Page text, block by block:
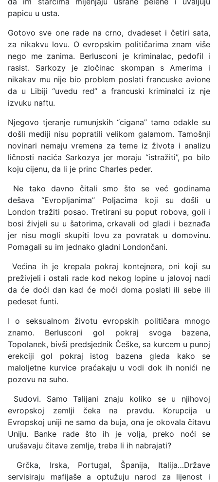
papicu u usta.
Gotovo sve one rade na crno, dvadeset i četiri sata,
za nikakvu lovu. O evropskim političarima znam više
nego me zanima. Berlusconi je kriminalac, pedofil i
rasist. Sarkozy je zločinac skompan s Amerima i
nikakav mu nije bio problem poslati francuske avione
da u Libiji “uvedu red” a francuski kriminalci iz nje
izvuku naftu.
Njegovo tjeranje rumunjskih “cigana” tamo odakle su
došli mediji nisu popratili velikom galamom. Tamošnji
novinari nemaju vremena za teme iz života i analizu
ličnosti nacića Sarkozya jer moraju “istražiti”, po bilo
koju cijenu, da li je princ Charles peder.
Ne tako davno čitali smo što se već godinama
dešava “Evropljanima” Poljacima koji su došli u
London tražiti posao. Tretirani su poput robova, goli i
bosi živjeli su u šatorima, crkavali od gladi i beznađa
jer nisu mogli skupiti lovu za povratak u domovinu.
Pomagali su im jednako gladni Londončani.
Većina ih je krepala pokraj kontejnera, oni koji su
preživjeli i ostali rade kod nekog lopine u jalovoj nadi
da će doći dan kad će moći doma poslati ili sebe ili
pedeset funti.
I o seksualnom životu evropskih političara mnogo
znamo. Berlusconi gol pokraj svoga bazena,
Topolanek, bivši predsjednik Češke, sa kurcem u punoj
erekciji gol pokraj istog bazena gleda kako se
maloljetne kurvice praćakaju u vodi dok ih nonići ne
pozovu na suho.
Sudovi. Samo Talijani znaju koliko se u njihovoj
evropskoj zemlji čeka na pravdu. Korupcija u
Evropskoj uniji ne samo da buja, ona je okovala čitavu
Uniju. Banke rade što ih je volja, preko noći se
urušavaju čitave zemlje, treba li ih nabrajati?
Grčka, Irska, Portugal, Španija, Italija…Države
servisiraju mafijaše a optužuju narod za lijenost i